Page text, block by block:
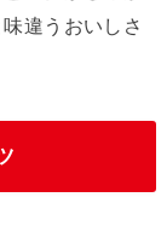
違うおいしさ